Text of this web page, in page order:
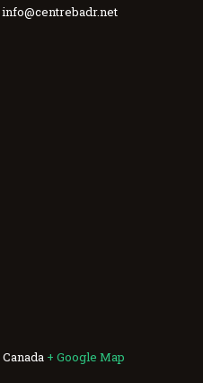
info@centrebadr.net
Canada + Google Map